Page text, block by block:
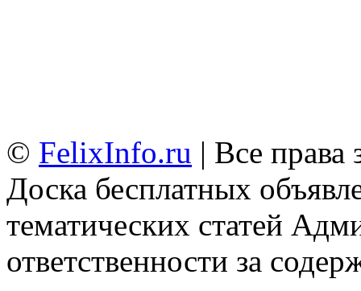
© FelixInfo.ru | Все
Доска бесплатных
тематических статей
ответственности за